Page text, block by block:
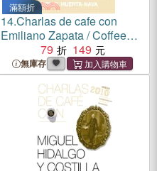
滿額折
14.Charlas de cafe con
Emiliano Zapata / Coffee
Chat with Emiliano Zapata
79 149
無庫存